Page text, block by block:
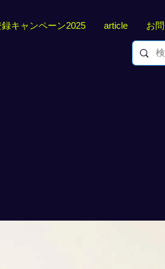
録キャンペーン2025 article お